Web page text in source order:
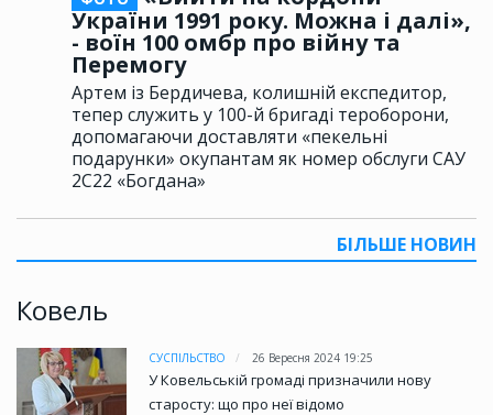
України 1991 року. Можна і далі»,
- воїн 100 омбр про війну та
Перемогу
Артем із Бердичева, колишній експедитор,
тепер служить у 100-й бригаді тероборони,
допомагаючи доставляти «пекельні
подарунки» окупантам як номер обслуги САУ
2С22 «Богдана»
БІЛЬШЕ НОВИН
Ковель
СУСПІЛЬСТВО 26 Вересня 2024 19:25
У Ковельській громаді призначили нову
старосту: що про неї відомо